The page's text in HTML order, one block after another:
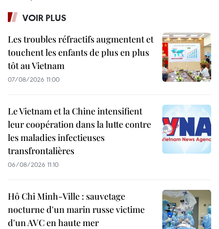
VOIR PLUS
Les troubles réfractifs augmentent et
touchent les enfants de plus en plus
tôt au Vietnam
07/08/2026 11:00
Le Vietnam et la Chine intensifient
leur coopération dans la lutte contre
les maladies infectieuses
transfrontalières
06/08/2026 11:10
Hô Chi Minh-Ville : sauvetage
nocturne d'un marin russe victime
d'un AVC en haute mer